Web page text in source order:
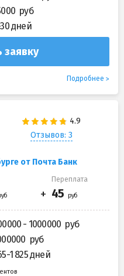
дней
Подробнее
Отзывов: 3
от Почта Банк
Переплата
- 1000000
1 825 дней